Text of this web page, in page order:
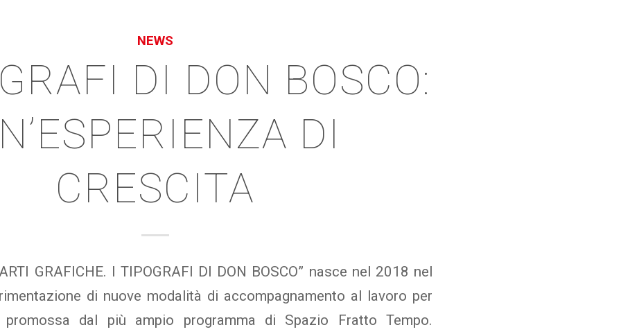
NEWS
DI DON BOSCO:
DI
CRESCITA
GRAFICHE. I TIPOGRAFI DI DON BOSCO” nasce nel 2018 nel
di nuove modalità di accompagnamento al lavoro per
promossa dal più ampio programma di Spazio Fratto Tempo.